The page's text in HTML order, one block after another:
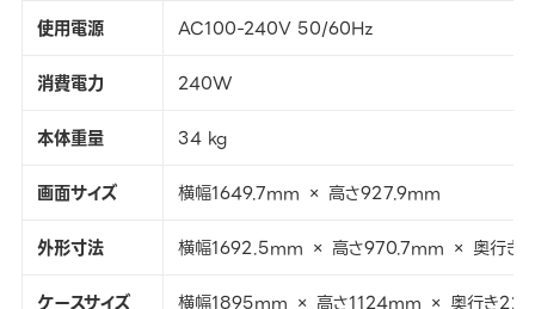
使用電源
AC100-240V 50/60Hz
消費電力
240W
本体重量
34 kg
画面サイズ
横幅1649.7mm × 高さ927.9mm
外形寸法
横幅1692.5mm × 高さ970.7mm × 奥行き